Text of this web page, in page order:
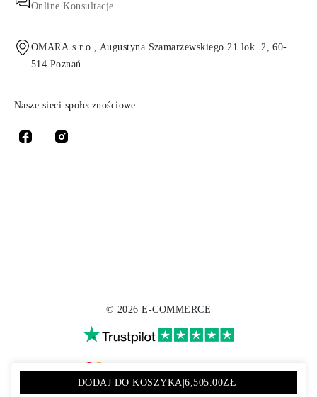
DODAJ DO KOSZYKA 6,505.00ZŁ
Online Konsultacje
OMARA s.r.o., Augustyna Szamarzewskiego 21 lok. 2, 60-
514 Poznań
Nasze sieci społecznościowe
© 2026 E-COMMERCE